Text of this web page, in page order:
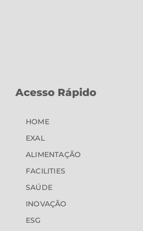
Acesso Rápido
HOME
EXAL
ALIMENTAÇÃO
FACILITIES
SAÚDE
INOVAÇÃO
ESG